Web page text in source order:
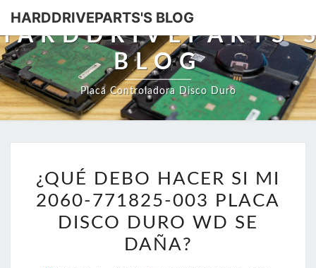
HARDDRIVEPARTS'S BLOG
BLOG
Placa Controladora Disco Duro
DEBO
HACER
SI
MI
¿QUÉ DEBO HACER SI MI
2060-771825-003 PLACA
DISCO DURO WD SE
DAÑA?